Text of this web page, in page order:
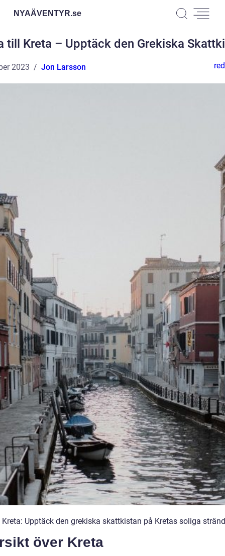
NYAÄVENTYR.se
till Kreta – Upptäck den Grekiska
2023 Jon Larsson
Kreta: Upptäck den grekiska skattkistan på Kretas soliga
över Kreta